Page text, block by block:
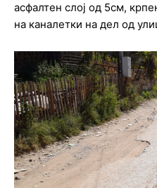
асфалтен слој од 5см,
на каналетки на дел од